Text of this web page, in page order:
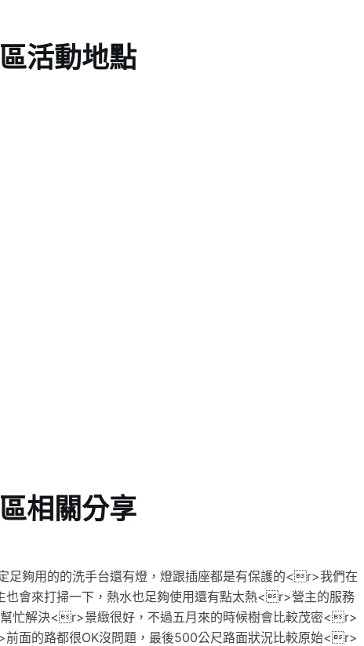
活動地點
相關分享
夠用的的洗手台還有燈，燈跟插座都是有保護的<r>我們在
會來打掃一下，熱水也足夠使用還有點太熱<r>營主的服務
忙解決<r>景緻很好，不過五月來的時候樹會比較茂密<r>
面的路都很OK沒問題，最後500公尺路面狀況比較原始<r>